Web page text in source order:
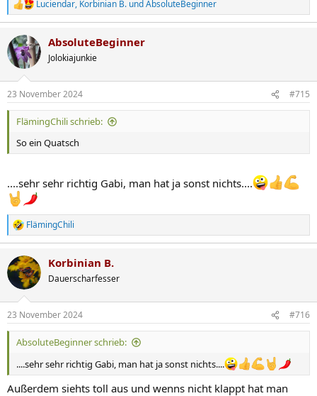
R
e
k
t
i
e
n
Luciendar, Korbinian B. und AbsoluteBeginner
AbsoluteBeginner
Jolokiajunkie
23 November 2024 #715
FlämingChili schrieb:
So ein Quatsch
....sehr sehr richtig Gabi, man hat ja sonst nichts....
R
e
k
t
i
e
n
FlämingChili
Korbinian B.
Dauerscharfesser
23 November 2024 #716
AbsoluteBeginner schrieb:
....sehr sehr richtig Gabi, man hat ja sonst nichts....
Außerdem siehts toll aus und wenns nicht klappt hat man